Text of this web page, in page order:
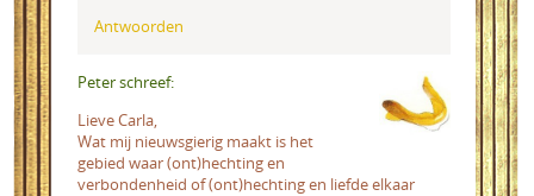
Antwoorden
Peter schreef:
Lieve Carla,
Wat mij nieuwsgierig maakt is het
gebied waar (ont)hechting en
verbondenheid of (ont)hechting en liefde elkaar